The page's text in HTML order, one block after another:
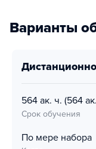
Варианты
дистанционно
564 ак. ч. (564
Срок обучения
По мере набора